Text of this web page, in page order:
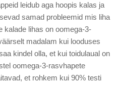
leidub aga hoopis kalas ja
samad probleemid mis liha
kalade lihas on oomega-3-
madalam kui looduses
kindel olla, et kui toidulaual on
oomega-3-rasvhapete
et rohkem kui 90% testi